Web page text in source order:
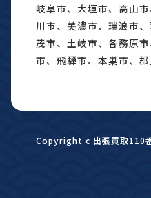
岐阜市、大垣市、高山
川市、美濃市、瑞浪市
茂市、土岐市、各務原
市、飛騨市、本巣市、
Copyright c 出張買取110